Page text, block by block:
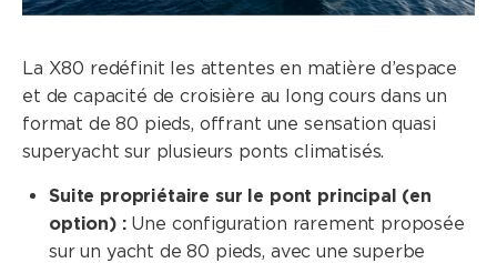
La X80 redéfinit les attentes en matière d’espace
et de capacité de croisière au long cours dans un
format de 80 pieds, offrant une sensation quasi
superyacht sur plusieurs ponts climatisés.
Suite propriétaire sur le pont principal (en
option) :Une configuration rarement proposée
sur un yacht de 80 pieds, avec une superbe